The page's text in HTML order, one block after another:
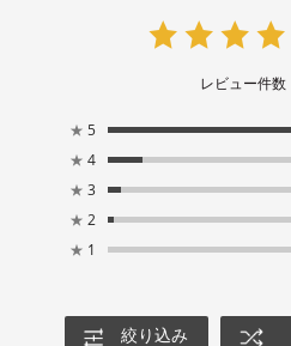
レビュー件数
★ 5
★ 4
★ 3
★ 2
★ 1
絞り込み